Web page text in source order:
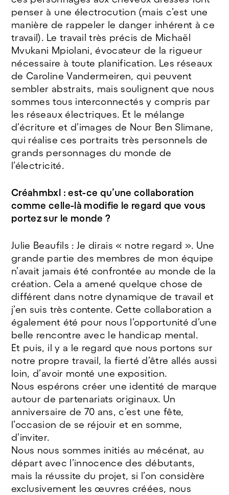
penser à une électrocution (mais c’est une
manière de rappeler le danger inhérent à ce
travail). Le travail très précis de Michaël
Mvukani Mpiolani, évocateur de la rigueur
nécessaire à toute planification. Les réseaux
de Caroline Vandermeiren, qui peuvent
sembler abstraits, mais soulignent que nous
sommes tous interconnectés y compris par
les réseaux électriques. Et le mélange
d’écriture et d’images de Nour Ben Slimane,
qui réalise ces portraits très personnels de
grands personnages du monde de
l’électricité.
Créahmbxl : est-ce qu’une collaboration
comme celle-là modifie le regard que vous
portez sur le monde ?
Julie Beaufils : Je dirais « notre regard ». Une
grande partie des membres de mon équipe
n’avait jamais été confrontée au monde de la
création. Cela a amené quelque chose de
différent dans notre dynamique de travail et
j’en suis très contente. Cette collaboration a
également été pour nous l’opportunité d’une
belle rencontre avec le handicap mental.
Et puis, il y a le regard que nous portons sur
notre propre travail, la fierté d’être allés aussi
loin, d’avoir monté une exposition.
Nous espérons créer une identité de marque
autour de partenariats originaux. Un
anniversaire de 70 ans, c’est une fête,
l’occasion de se réjouir et en somme,
d’inviter.
Nous nous sommes initiés au mécénat, au
départ avec l’innocence des débutants,
mais la réussite du projet, si l’on considère
exclusivement les œuvres créées, nous